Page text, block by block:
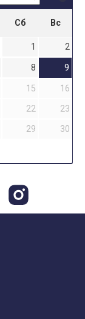
Сб Вс
1
2
8
9
15
16
22
23
29
30